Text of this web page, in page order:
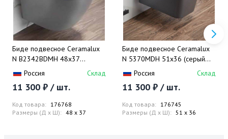
Биде подвесное Ceramalux
N В2342BDMH 48x37
(светло-серый матовый)
Россия Склад
11 300 ₽ / шт.
Код товара: 176768
Размеры (Д x Ш): 48 x 37
Биде подвесное Ceramalux
N 5370MDH 51x36 (cерый
матовый)
Россия Склад
11 300 ₽ / шт.
Код товара: 176745
Размеры (Д x Ш): 51 x 36